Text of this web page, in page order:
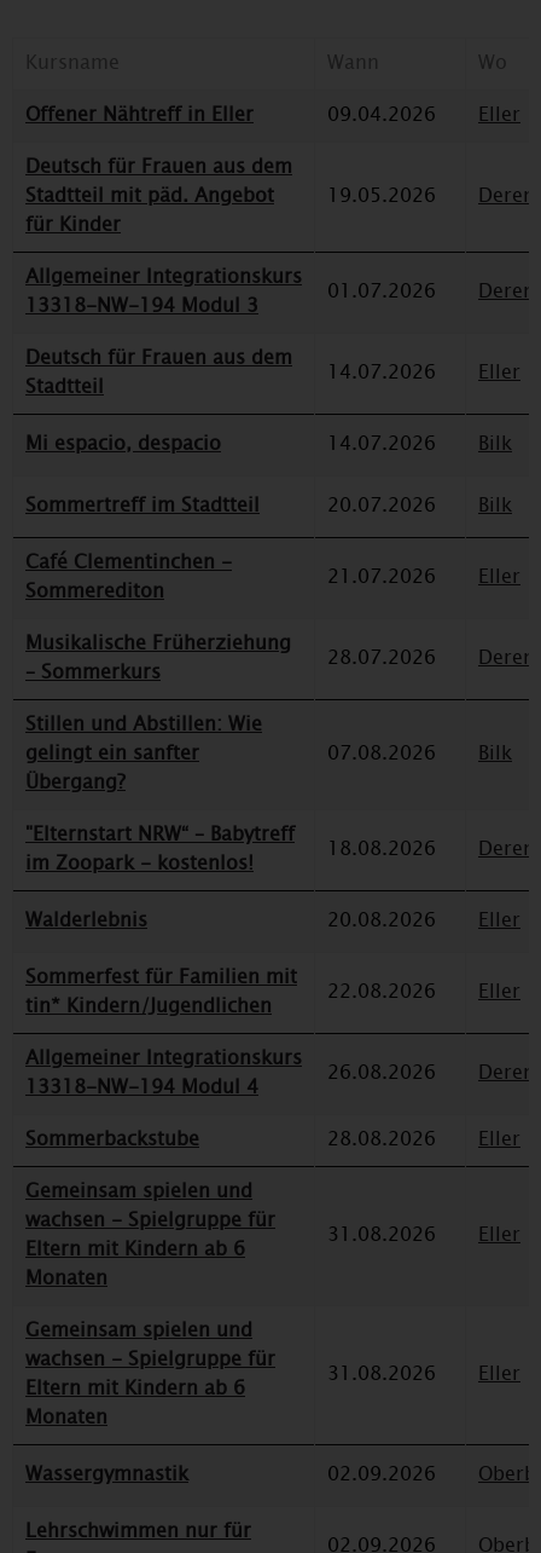
Kursname Wann
Wo
Offener Nähtreff in Eller
09.04.2026
Eller
Deutsch für Frauen aus dem
Stadtteil mit päd. Angebot
für Kinder
19.05.2026
Allgemeiner Integrationskurs
13318-NW-194 Modul 3
01.07.2026
Deutsch für Frauen aus dem
Stadtteil
14.07.2026 Eller
Mi espacio, despacio 14.07.2026 Bilk
Sommertreff im Stadtteil 20.07.2026
Bilk
Café Clementinchen -
Sommerediton
21.07.2026 Eller
Musikalische Früherziehung
– Sommerkurs
28.07.2026
Stillen und Abstillen: Wie
gelingt ein sanfter
Übergang?
07.08.2026 Bilk
"Elternstart NRW“ – Babytreff
im Zoopark - kostenlos!
18.08.2026
Walderlebnis 20.08.2026
Eller
Sommerfest für Familien mit
tin* Kindern/Jugendlichen
22.08.2026 Eller
Allgemeiner Integrationskurs
13318-NW-194 Modul 4
26.08.2026
Sommerbackstube 28.08.2026
Eller
Gemeinsam spielen und
wachsen - Spielgruppe für
Eltern mit Kindern ab 6
Monaten
31.08.2026 Eller
Gemeinsam spielen und
wachsen - Spielgruppe für
Eltern mit Kindern ab 6
Monaten
31.08.2026 Eller
Wassergymnastik 02.09.2026
Lehrschwimmen nur für
02.09.2026